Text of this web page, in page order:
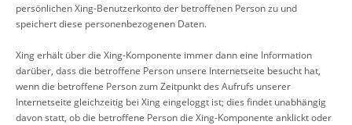
persönlichen Xing-Benutzerkonto der betroffenen Person zu und
speichert diese personenbezogenen Daten.
Xing erhält über die Xing-Komponente immer dann eine Information
darüber, dass die betroffene Person unsere Internetseite besucht hat,
wenn die betroffene Person zum Zeitpunkt des Aufrufs unserer
Internetseite gleichzeitig bei Xing eingeloggt ist; dies findet unabhängig
davon statt, ob die betroffene Person die Xing-Komponente anklickt oder